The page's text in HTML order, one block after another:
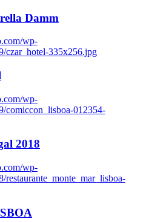
Damm
wp-
czar_hotel-335x256.jpg
wp-
comiccon_lisboa-012354-
2018
wp-
restaurante_monte_mar_lisboa-